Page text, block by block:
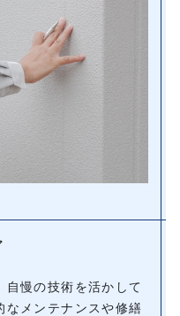
自慢の技術を活かして
なメンテナンスや修繕